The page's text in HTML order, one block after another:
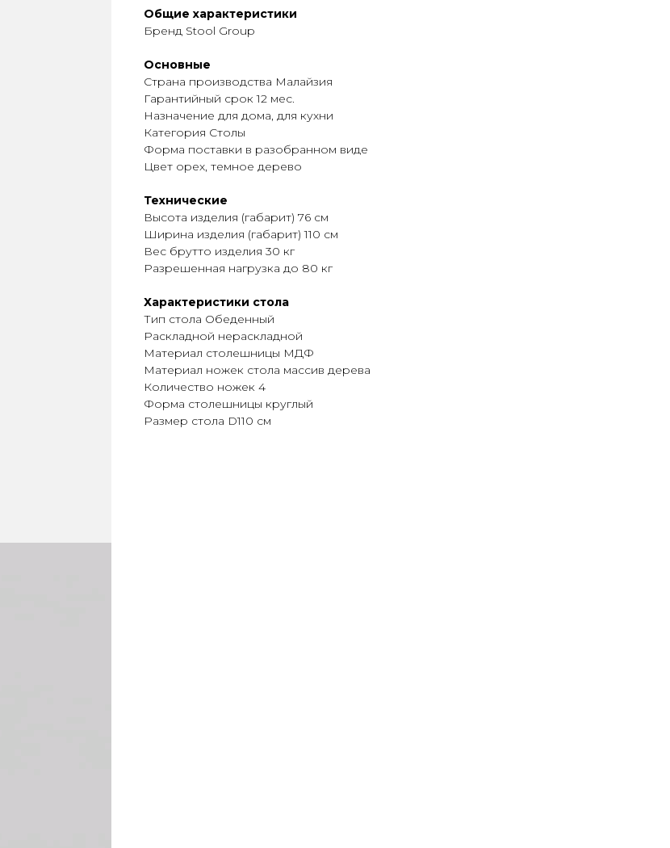
Общие характеристики
Бренд Stool Group
Основные
Страна производства Малайзия
Гарантийный срок 12 мес.
Назначение для дома, для кухни
Категория Столы
Форма поставки в разобранном виде
Цвет орех, темное дерево
Технические
Высота изделия (габарит) 76 см
Ширина изделия (габарит) 110 см
Вес брутто изделия 30 кг
Разрешенная нагрузка до 80 кг
Характеристики стола
Тип стола Обеденный
Раскладной нераскладной
Материал столешницы МДФ
Материал ножек стола массив дерева
Количество ножек 4
Форма столешницы круглый
Размер стола D110 см